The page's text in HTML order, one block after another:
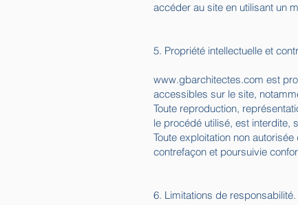
accéder au site en utilisant un
5. Propriété intellectuelle et
www.gbarchitectes.com est
accessibles sur le site,
Toute reproduction,
le procédé utilisé, est interdite,
Toute exploitation non
contrefaçon et poursuivie
6. Limitations de responsabilité.